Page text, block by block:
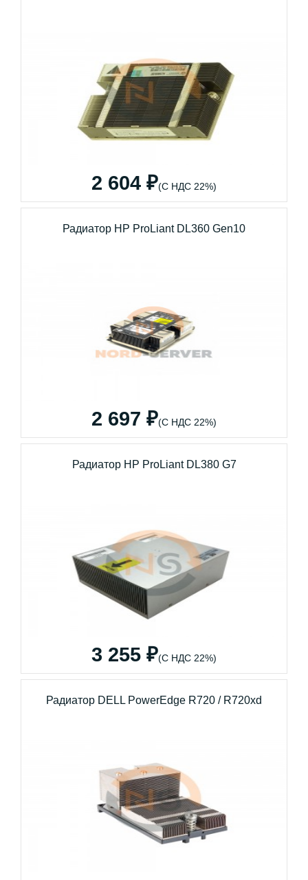
2 604 ₽(С НДС 22%)
Радиатор HP ProLiant DL360 Gen10
2 697 ₽(С НДС 22%)
Радиатор HP ProLiant DL380 G7
3 255 ₽(С НДС 22%)
Радиатор DELL PowerEdge R720 / R720xd